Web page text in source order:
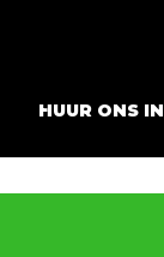
HUUR ONS IN